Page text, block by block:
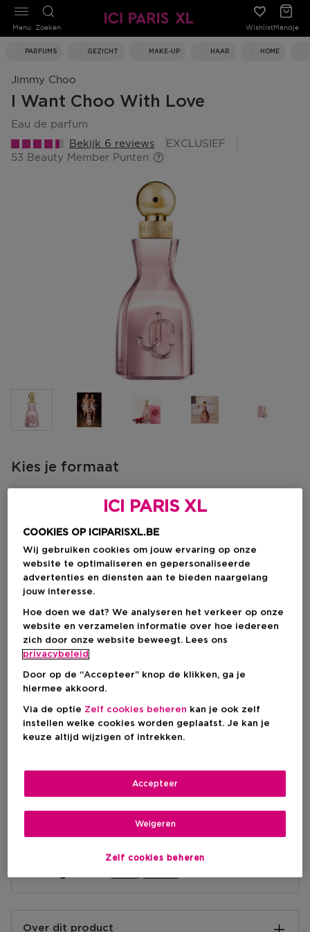
Zoeken WishlistMandje
PARFUMS GEZICHT MAKE-UP HAAR HOME
Menu
Jimmy Choo
I Want Choo With Love
eau de parfum
Bekijk 6 reviews
EXCLUSIEF
53 Beauty Member Punten
Kies je formaat
40 ML
€ 62,50
60 ML
€ 94,00 € 128,00
Kortingsprijs
€ 53,12
-15% Aanbevolen verkoopprijs fabrikant€ 62,50
Levering aan huis
Op voorraad-
Ophalen in een winkel nabij jou.
Selecteer een winkel
Bloemig
Over dit product
ICI PARIS XL
COOKIES OP ICIPARISXL.BE
Wij gebruiken cookies om jouw ervaring op onze
website te optimaliseren en gepersonaliseerde
advertenties en diensten aan te bieden naargelang
jouw interesse.
Hoe doen we dat? We analyseren het verkeer op onze
website en verzamelen informatie over hoe iedereen
zich door onze website beweegt. Lees ons
privacybeleid
Door op de “Accepteer” knop de klikken, ga je
hiermee akkoord.
Via de optie Zelf cookies beheren kan je ook zelf
instellen welke cookies worden geplaatst. Je kan je
keuze altijd wijzigen of intrekken.
Zelf cookies beheren
Weigeren
Accepteer